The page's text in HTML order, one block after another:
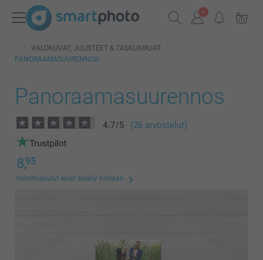
VALOKUVAT, JULISTEET & TASKUKIRJAT
PANORAAMASUURENNOS
Panoraamasuurennos
4.7/5 (26 arvostelut)
8,95
toimituskulut eivät sisälly hintaan